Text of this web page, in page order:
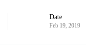
Date
Feb 19, 2019